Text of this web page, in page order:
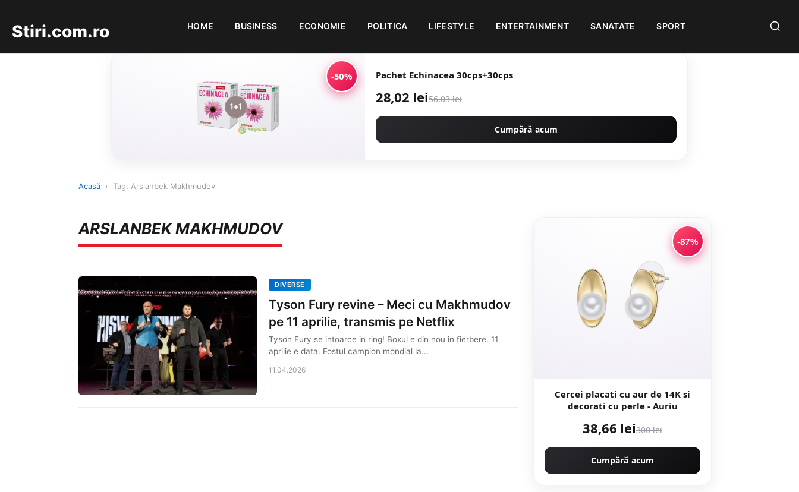
Stiri.com.ro HOME BUSINESS ECONOMIE POLITICA LIFESTYLE ENTERTAINMENT SANATATE SPORT
-50% Pachet Echinacea 30cps+30cps
28,02 lei56,03 lei
Cumpără acum
Acasă › Tag: Arslanbek Makhmudov
ARSLANBEK MAKHMUDOV
DIVERSE
Tyson Fury revine – Meci cu Makhmudov
pe 11 aprilie, transmis pe Netflix
Tyson Fury se intoarce in ring! Boxul e din nou in fierbere. 11
aprilie e data. Fostul campion mondial la...
11.04.2026
-87%
Cercei placati cu aur de 14K si
decorati cu perle - Auriu
38,66 lei300 lei
Cumpără acum